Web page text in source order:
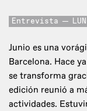
Entrevista
Junio es una
Barcelona. Hace
se transforma
edición reunió a
actividades.